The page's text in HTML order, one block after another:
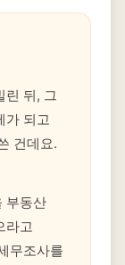
린 뒤, 그
가 되고
건데요.
부동산
라고
무조사를